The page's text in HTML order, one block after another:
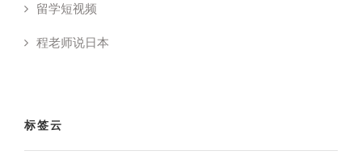
留学短视频
程老师说日本
标签云